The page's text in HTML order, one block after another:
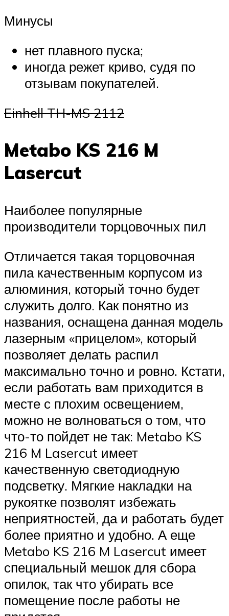
Минусы
нет плавного пуска;
иногда режет криво, судя по
отзывам покупателей.
Einhell TH-MS 2112
Metabo KS 216 M
Lasercut
Наиболее популярные
производители торцовочных пил
Отличается такая торцовочная
пила качественным корпусом из
алюминия, который точно будет
служить долго. Как понятно из
названия, оснащена данная модель
лазерным «прицелом», который
позволяет делать распил
максимально точно и ровно. Кстати,
если работать вам приходится в
месте с плохим освещением,
можно не волноваться о том, что
что-то пойдет не так: Metabo KS
216 M Lasercut имеет
качественную светодиодную
подсветку. Мягкие накладки на
рукоятке позволят избежать
неприятностей, да и работать будет
более приятно и удобно. А еще
Metabo KS 216 M Lasercut имеет
специальный мешок для сбора
опилок, так что убирать все
помещение после работы не